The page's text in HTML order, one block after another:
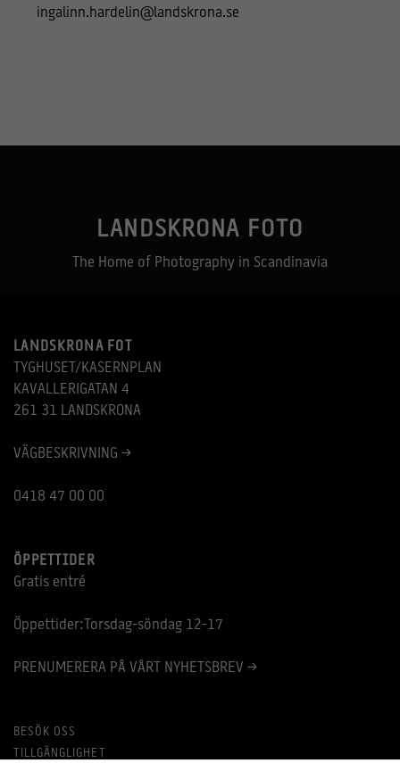
ingalinn.hardelin@landskrona.se
LANDSKRONA FOTO
The Home of Photography in Scandinavia
LANDSKRONA FOT
TYGHUSET/KASERNPLAN
KAVALLERIGATAN 4
261 31 LANDSKRONA
VÄGBESKRIVNING >
0418 47 00 00
ÖPPETTIDER
Gratis entré
Öppettider:Torsdag-söndag 12-17
PRENUMERERA PÅ VÅRT NYHETSBREV >
BESÖK OSS
TILLGÄNGLIGHET